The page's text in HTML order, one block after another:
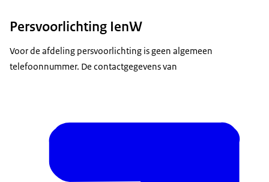
Persvoorlichting IenW
Voor de afdeling persvoorlichting is geen algemeen
telefoonnummer. De contactgegevens van